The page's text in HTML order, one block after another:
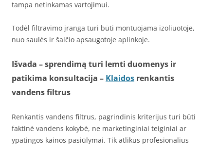
tampa netinkamas vartojimui.
Todėl filtravimo įranga turi būti montuojama izoliuotoje,
nuo saulės ir šalčio apsaugotoje aplinkoje.
Išvada – sprendimą turi lemti duomenys ir
patikima konsultacija – Klaidos renkantis
vandens filtrus
Renkantis vandens filtrus, pagrindinis kriterijus turi būti
faktinė vandens kokybė, ne marketinginiai teiginiai ar
ypatingos kainos pasiūlymai. Tik atlikus profesionalius